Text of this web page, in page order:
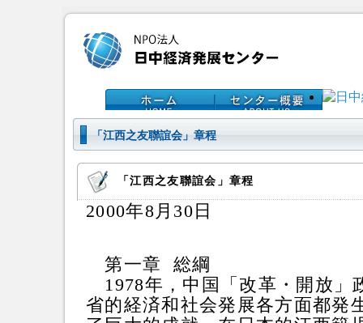
「江西之友聯誼会」章程
「江西之友聯誼会」章程
2000年8月30日
第一章 総綱
1978年，中国「改革・開放」
省的経済和社会発展各方面都発